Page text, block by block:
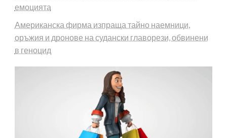
емоцията
Американска фирма изпраща тайно наемници,
оръжия и дронове на судански главорези, обвинени
в геноцид